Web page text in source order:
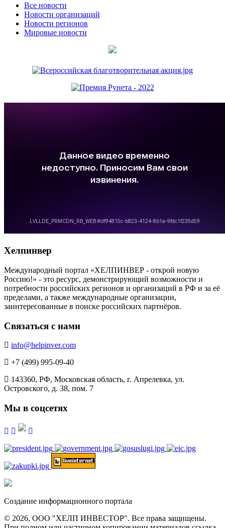
Все новости
Новости организаций
Новости регионов
Мировые новости
Хелпинвер
Международный портал «ХЕЛПИНВЕР - открой новую
Россию!» - это ресурс, демонстрирующий возможности и
потребности российских регионов и организаций в РФ и за её
пределами, а также международные организации,
заинтересованные в поиске российских партнёров.
Связаться с нами
info@helpinver.com
+7 (499) 995-09-40
143360, РФ, Московская область, г. Апрелевка, ул.
Островского, д. 38, пом. 7
Мы в соцсетях
Создание информационного портала
© 2026, ООО "ХЕЛП ИНВЕСТОР". Все права защищены.